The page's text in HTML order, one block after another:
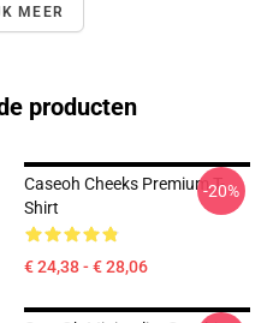
MEER
producten
Caseoh Cheeks Premium T-
Shirt
€ 24,38 - € 28,06
-20%